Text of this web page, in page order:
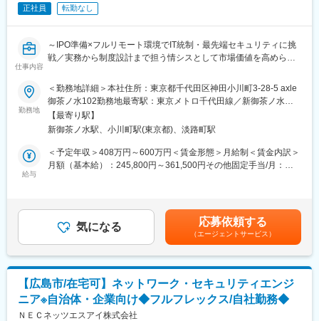
・クラウド環境やオンプレミス環境におけるセキュリティシステ
ムの設計・構築
・「FutureVuls」普及のためのマーケティング活動（勉強会、講
演、執筆など）
■働き方の特徴：
・フルリモート勤務可。習得期間やPJTにより出張ベースで出社
勤務あり。
・「Future’s Holiday」や育児休業中就業制度など独自制度を整
・残業時間は厳格管理、働き方改革を推進。
・社員の健康増進を目的とした「健康戦略経営」を掲げ、家族も
・全案件プライム、戦略策定から実装まで一気通貫で携われる
・経営層との直接折衝やCIO的視点での提案が可能
・高い技術力と実現力を武器に、業界内で唯一無二のポジション
を確立
・キャリア形成支援制度や社内勉強会「TERACOYA」、Future
Schoolなど学びの場が充実
変更の範囲：会社の定める業務
正社員 転勤なし
仕事内容
～IPO準備×フルリモート環境でIT統制・最先端セキュリティに挑
戦／実務から制度設計まで担う情シスとして市場価値を高められ
■業務内容：
◇フルリモート環境で、情報システム業務全般に関わっていただ
きます。
◇当部門では現在、情報システム責任者1名、パートスタッフ2名
が在籍しており（平均年齢31歳）、実務から制度の策定まで幅広
く対応し、一緒に情報システム部門を作っていただける方を募集
します。
どの上流工程へ徐々に業務の幅を広げていただきます。
■具体的には：
（Deep Instinct）の運用・管理
◇MDMツール（LANSCOPE）を使用した貸与デバイスの運用・
管理
◇各種ベンダーとの調整、問い合わせ対応
勤務地
＜勤務地詳細＞本社住所：東京都千代田区神田小川町3-28-5 axle
御茶ノ水102勤務地最寄駅：東京メトロ千代田線／新御茶ノ水駅
受動喫煙対策：屋内全面禁煙変更の範囲：会社の定める事業所
（リモートワーク含む）
【最寄り駅】
新御茶ノ水駅、小川町駅(東京都)、淡路町駅
給与
＜予定年収＞408万円～600万円＜賃金形態＞月給制＜賃金内訳＞
月額（基本給）：245,800円～361,500円その他固定手当/月：
無＞有＜残業手当＞有＜給与補足＞※経験やスキルを考慮して決定
します。■その他固定手当：深夜残業手当20時間分（超過分は別
途追加支給）賃金はあくまでも目安の金額であり、選考を通じて
上下する可能性があります。月給(月額)は固定手当を含めた表記で
す。
気になる 応募依頼する
（エージェントサービス）
【広島市/在宅可】ネットワーク・セキュリティエンジ
ニア※自治体・企業向け◆フルフレックス/自社勤務◆
ＮＥＣネッツエスアイ株式会社